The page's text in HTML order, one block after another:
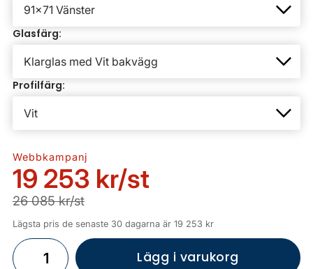
Glasfärg:
Profilfärg:
Webbkampanj
19 253 kr/st
26 085 kr/st
Lägsta pris de senaste 30 dagarna är 19 253 kr
Lägg i varukorg